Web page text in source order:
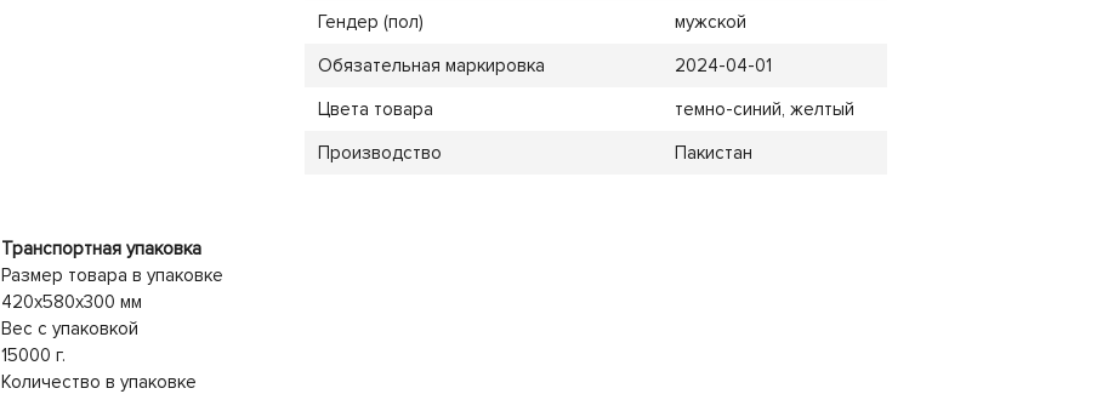
Гендер (пол)
мужской
Обязательная маркировка
2024-04-01
Цвета товара
темно-синий, желтый
Производство
Пакистан
Транспортная упаковка
Размер товара в упаковке
420x580x300 мм
Вес с упаковкой
15000 г.
Количество в упаковке